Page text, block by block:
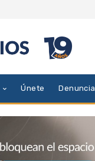
Únete Denuncia